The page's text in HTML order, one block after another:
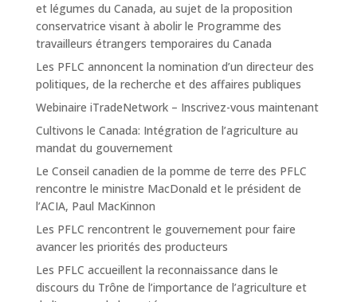
et légumes du Canada, au sujet de la proposition
conservatrice visant à abolir le Programme des
travailleurs étrangers temporaires du Canada
Les PFLC annoncent la nomination d’un directeur des
politiques, de la recherche et des affaires publiques
Webinaire iTradeNetwork – Inscrivez-vous maintenant
Cultivons le Canada: Intégration de l’agriculture au
mandat du gouvernement
Le Conseil canadien de la pomme de terre des PFLC
rencontre le ministre MacDonald et le président de
l’ACIA, Paul MacKinnon
Les PFLC rencontrent le gouvernement pour faire
avancer les priorités des producteurs
Les PFLC accueillent la reconnaissance dans le
discours du Trône de l’importance de l’agriculture et